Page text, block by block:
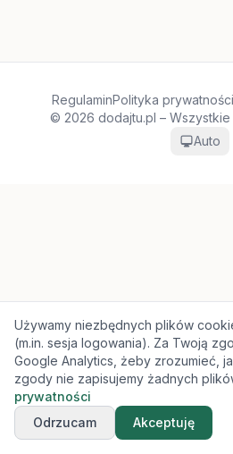
RegulaminPolityka prywatności
© 2026 dodajtu.pl –
Auto
Używamy niezbędnych plików
(m.in. sesja logowania). Za Twoją
Google Analytics, żeby zrozumieć,
zgody nie zapisujemy żadnych
prywatności
Odrzucam
Akceptuję